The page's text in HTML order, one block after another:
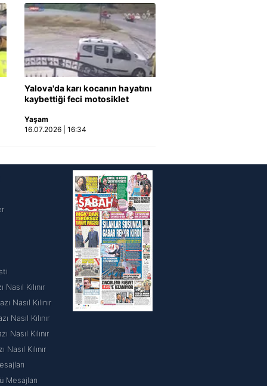
Yalova'da karı kocanın hayatını
kaybettiği feci motosiklet
yansıdı | Video
Yaşam
16.07.2026 | 16:34
Nasıl Kılınır
Nasıl Kılınır
Nasıl Kılınır
Nasıl Kılınır
Nasıl Kılınır
Mesajları